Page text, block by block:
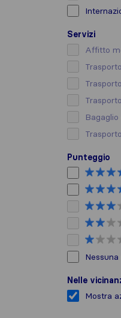
Servizi
Affitto
Punteggio
Nelle
Mostra